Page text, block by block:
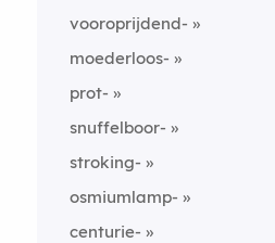
vooroprijdend-
moederloos-
prot-
snuffelboor-
stroking-
osmiumlamp-
centurie-